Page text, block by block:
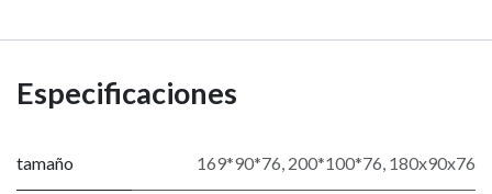
Especificaciones
tamaño 169*90*76 200*100*76 180x90x76